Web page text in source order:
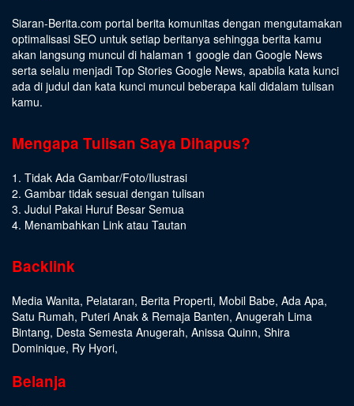
Siaran-Berita.com portal berita komunitas dengan mengutamakan
optimalisasi SEO untuk setiap beritanya sehingga berita kamu
akan langsung muncul di halaman 1 google dan Google News
serta selalu menjadi Top Stories Google News, apabila kata kunci
ada di judul dan kata kunci muncul beberapa kali didalam tulisan
kamu.
Mengapa Tulisan Saya Dihapus?
1. Tidak Ada Gambar/Foto/Ilustrasi
2. Gambar tidak sesuai dengan tulisan
3. Judul Pakai Huruf Besar Semua
4. Menambahkan Link atau Tautan
Backlink
Media Wanita, Pelataran, Berita Properti, Mobil Babe, Ada Apa,
Satu Rumah, Puteri Anak & Remaja Banten, Anugerah Lima
Bintang, Desta Semesta Anugerah, Anissa Quinn, Shira
Dominique, Ry Hyori,
Belanja